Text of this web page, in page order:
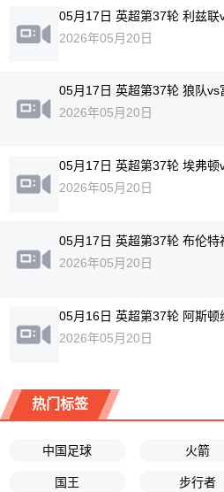
05月17日 英超第37轮 利兹
2026年05月20日
05月17日 英超第37轮 狼队vs
2026年05月20日
05月17日 英超第37轮 埃弗
2026年05月20日
05月17日 英超第37轮 布伦
2026年05月20日
05月16日 英超第37轮 阿斯
2026年05月20日
热门标签
中国足球 火箭
国王 步行者